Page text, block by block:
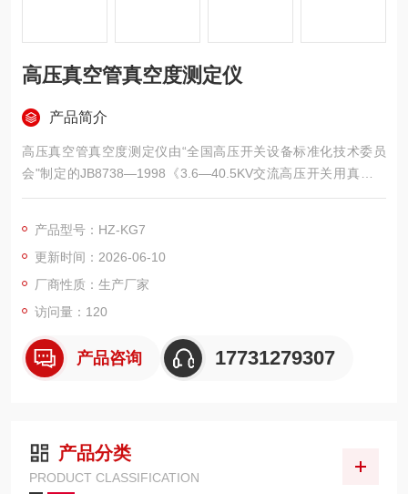
高压真空管真空度测定仪
产品简介
高压真空管真空度测定仪由“全国高压开关设备标准化技术委员
会"制定的JB8738—1998《3.6—40.5KV交流高压开关用真空灭
弧室》中规定“内部气体压力测量及允许储存期检查"是生产和使
室的允许储存期为20年。真空灭弧室内部气体压力应低于6.6×10
-2Pa。
产品型号：HZ-KG7
更新时间：2026-06-10
厂商性质：生产厂家
访问量：120
产品咨询 17731279307
产品分类
PRODUCT CLASSIFICATION